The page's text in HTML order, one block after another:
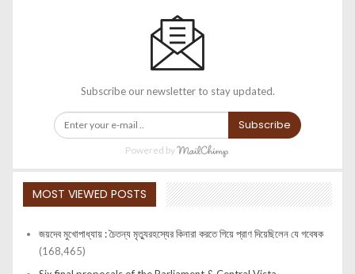
Subscribe our newsletter to stay updated.
Subscribe
Powered by
MOST VIEWED POSTS
জয়দেব মুখোপাধ্যায় : চৈতন্য মৃত্যুরহস্যের কিনারা করতে গিয়ে প্রাণ দিয়েছিলেন যে গবেষক
(168,465)